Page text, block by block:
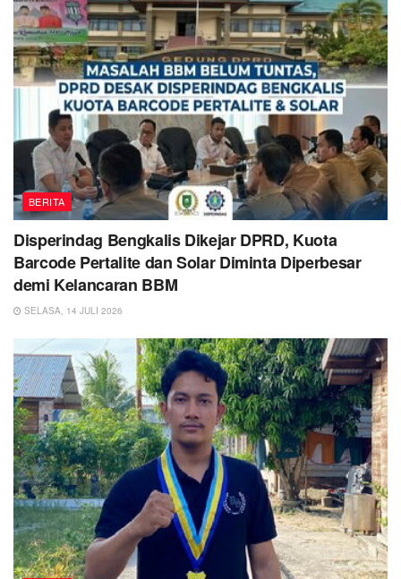
BERITA
Disperindag Bengkalis Dikejar DPRD, Kuota
Barcode Pertalite dan Solar Diminta Diperbesar
demi Kelancaran BBM
SELASA, 14 JULI 2026